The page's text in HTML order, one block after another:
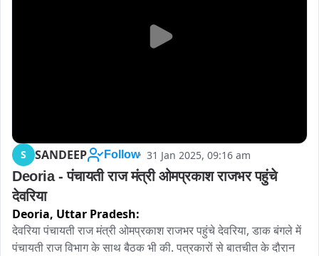
S SANDEEP Follow 31 Jan 2025, 09:16 am
Deoria - पंचायती राज मंत्री ओमप्रकाश राजभर पहुंचे
देवरिया
Deoria, Uttar Pradesh:
देवरिया पंचायती राज मंत्री ओमप्रकाश राजभर पहुंचे देवरिया, डाक बंगले में
पंचायती राज विभाग के साथ बैठक भी की. पत्रकारों से बातचीत के दौरान